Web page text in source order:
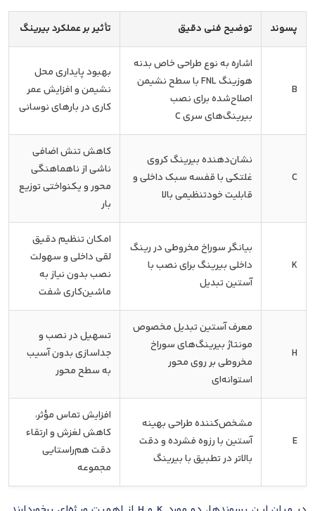
پسوند توضیح فنی دقیق تأثیر بر عملکرد بیرینگ
B
اشاره به نوع طراحی خاص بدنه
هوزینگ FNL با سطح نشیمن
اصلاح‌شده برای نصب
بیرینگ‌های سری C
بهبود پایداری محل
نشیمن و افزایش عمر
کاری در بارهای نوسانی
C
نشان‌دهنده بیرینگ کروی
غلتکی با قفسه سبک داخلی و
قابلیت خودتنظیمی بالا
کاهش تنش اضافی
ناشی از ناهماهنگی
محور و یکنواختی توزیع
بار
K
بیانگر سوراخ مخروطی در رینگ
داخلی بیرینگ برای نصب با
آستین تبدیل
امکان تنظیم دقیق
لقی داخلی و سهولت
نصب بدون نیاز به
ماشین‌کاری شفت
H
معرف آستین تبدیل مخصوص
مونتاژ بیرینگ‌های سوراخ
مخروطی بر روی محور
استوانه‌ای
تسهیل در نصب و
جداسازی بدون آسیب
به سطح محور
E
مشخص‌کننده طراحی بهینه
آستین با رزوه فشرده و دقت
بالاتر در تطبیق با بیرینگ
افزایش تماس مؤثر،
کاهش لغزش و ارتقاء
دقت هم‌راستایی
مجموعه